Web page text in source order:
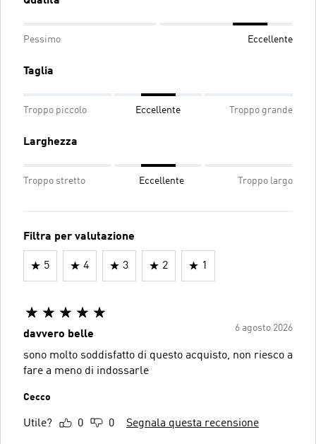
Pessimo Eccellente
Taglia
Troppo piccolo Eccellente Troppo grande
Larghezza
Troppo stretto Eccellente Troppo largo
Filtra per valutazione
5 4 3 2 1
6 agosto 2026
davvero belle
sono molto soddisfatto di questo acquisto, non riesco a
fare a meno di indossarle
Cecco
Utile? 0 0 Segnala questa recensione